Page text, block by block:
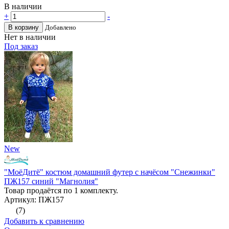
В наличии
+
-
В корзину Добавлено
Нет в наличии
Под заказ
New
"МоёДитё" костюм домашний футер с начёсом "Снежинки"
ПЖ157 синий "Магнолия"
Товар продаётся по 1 комплекту.
Артикул: ПЖ157
(7)
Добавить к сравнению